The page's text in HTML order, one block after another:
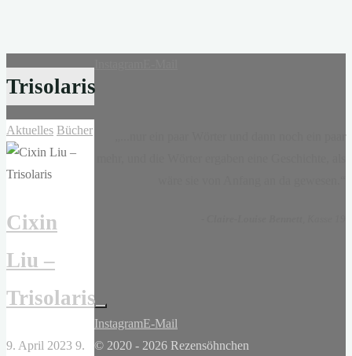
Trisolaris
Aktuelles Bücher
Cixin
Liu –
Trisolaris
9. April 2023 9.
InstagramE-Mail
© 2020 - 2026 Rezensöhnchen